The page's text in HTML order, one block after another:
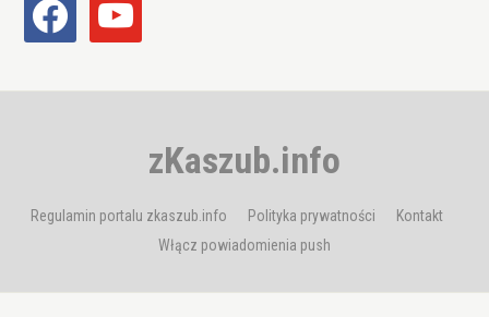
facebook youtube
zKaszub.info
Regulamin portalu zkaszub.info Polityka prywatności
Kontakt
Włącz powiadomienia push